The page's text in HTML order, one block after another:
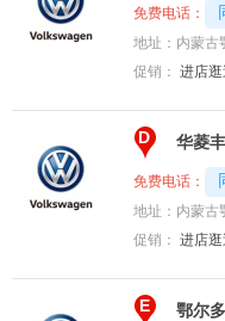
免费电话：
地址： 内蒙古
促销： 进店逛
D 华菱
免费电话：
地址： 内蒙古
促销： 进店逛
E 鄂尔